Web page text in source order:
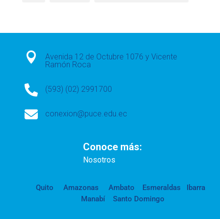

Avenida 12 de Octubre 1076 y Vicente
Ramón Roca
 (593) (02) 2991700
 conexion@puce.edu.ec
Conoce más:
Nosotros
Quito Amazonas Ambato Esmeraldas
Ibarra
Manabí
Santo Domingo